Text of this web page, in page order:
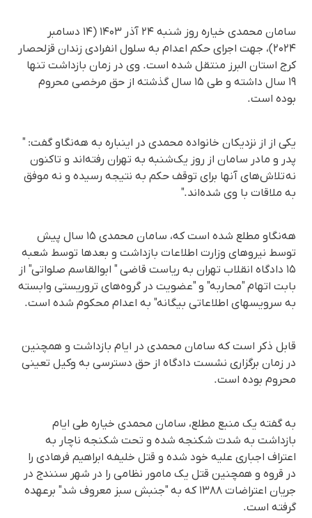
سامان محمدی خیاره روز شنبه ۲۴ آذر ۱۴۰۳ (۱۴ دسامبر
۲۰۲۴)، جهت اجرای حکم اعدام به سلول انفرادی زندان قزلحصار
کرج استان البرز منتقل شده است. وی در زمان بازداشت تنها
۱۹ سال داشته و طی ۱۵ سال گذشته از حق مرخصی محروم
بوده است.
یکی از از نزدیکان خانواده محمدی در اینباره به هه‌نگاو گفت: "
پدر و مادر سامان از روز یک‌شنبه به تهران رفته‌اند و تاکنون
نه تلاش‌های آنها برای توقف حکم به نتیجه رسیده و نه موفق
به ملاقات با وی شده‌اند."
هه‌نگاو مطلع شده است که، سامان محمدی ۱۵ سال پیش
توسط نیروهای وزارت اطلاعات بازداشت و بعدها توسط شعبه
۱۵ دادگاه انقلاب تهران به ریاست قاضی " ابوالقاسم صلواتی" از
بابت اتهام "محاربه" و "عضویت در گروه‌های تروریستی وابسته
به سرویسهای اطلاعاتی بیگانه" به اعدام محکوم شده است.
قابل ذکر است که سامان محمدی در ایام بازداشت و همچنین
در زمان برگزاری نشست دادگاه از حق دسترسی به وکیل تعینی
محروم بوده است.
به گفته یک منبع مطلع، سامان محمدی خیاره طی ایام
بازداشت به شدت شکنجه شده و تحت شکنجه ناچار به
اعتراف اجباری علیه خود شده و قتل خلیفه ابراهیم فرهادی را
در قروه و همچنین قتل یک مامور نظامی را در شهر سنندج در
جریان اعتراضات ۱۳۸۸ که به "جنبش سبز معروف شد" برعهده
گرفته است.